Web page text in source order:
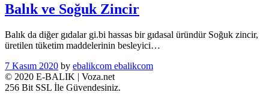
Balık ve Soğuk Zincir
Balık da diğer gıdalar gi.bi hassas bir gıdasal üründür Soğuk zincir,
üretilen tüketim maddelerinin besleyici…
7 Kasım 2020 by ebalikcom ebalikcom
© 2020 E-BALIK | Voza.net
256 Bit SSL İle Güvendesiniz.